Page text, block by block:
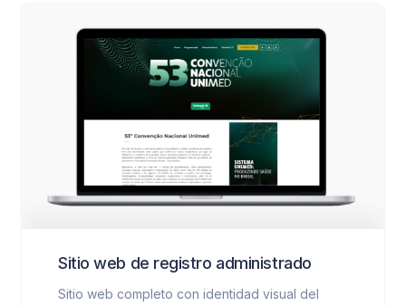
Sitio web de registro administrado
Sitio web completo con identidad visual del